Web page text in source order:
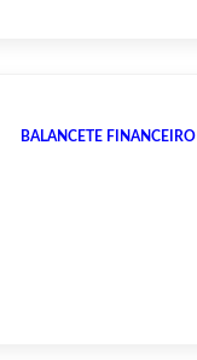
BALANCETE FINANCEIRO